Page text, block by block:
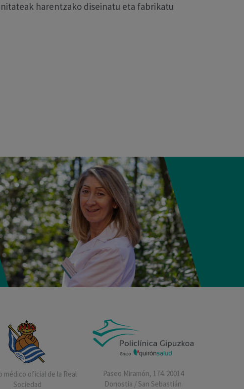
harentzako diseinatu eta fabrikatu
médico oficial de la Real
Sociedad
Paseo Miramón, 174. 20014
Donostia / San Sebastián